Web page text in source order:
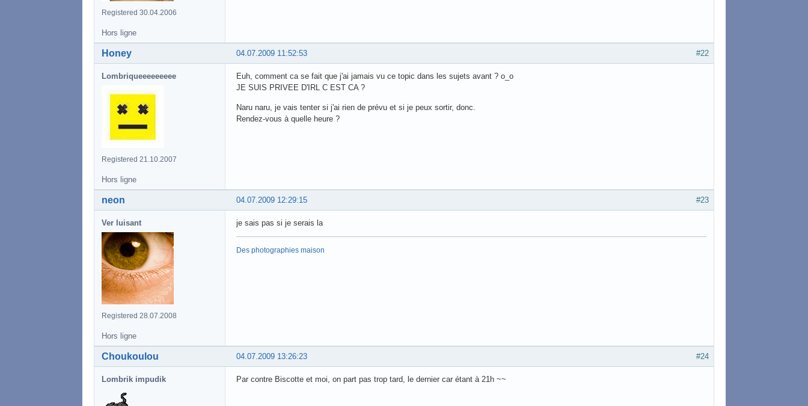
Registered 30.04.2006
Hors ligne
#22
04.07.2009 11:52:53
Honey
Lombriqueeeeeeeee
Registered 21.10.2007
Euh, comment ca se fait que j'ai jamais vu ce topic dans les sujets avant ? o_o
JE SUIS PRIVEE D'IRL C EST CA ?
Naru naru, je vais tenter si j'ai rien de prévu et si je peux sortir, donc.
Rendez-vous à quelle heure ?
Hors ligne
#23
04.07.2009 12:29:15
neon
Ver luisant
Registered 28.07.2008
je sais pas si je serais la
Des photographies maison
Hors ligne
#24
04.07.2009 13:26:23
Choukoulou
Lombrik impudik Par contre Biscotte et moi, on part pas trop tard, le dernier car étant à 21h ~~